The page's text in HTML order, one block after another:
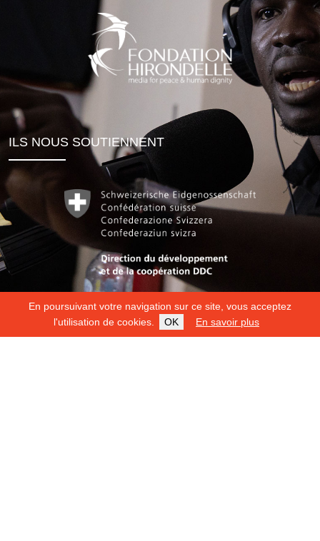
En poursuivant votre navigation sur ce site, vous acceptez
l'utilisation de cookies.
OK En savoir plus
ILS NOUS SOUTIENNENT